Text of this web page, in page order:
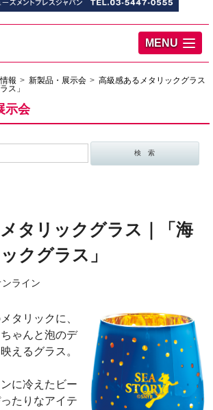
MENU
報 新製品・展示会
高級感あるメタリックグラス
ス」
示会
タリックグラス｜「海
クグラス」
ライン
タリックに、
ゃんと泡のデ
えるグラス。
に冷えたビー
たりなアイテ